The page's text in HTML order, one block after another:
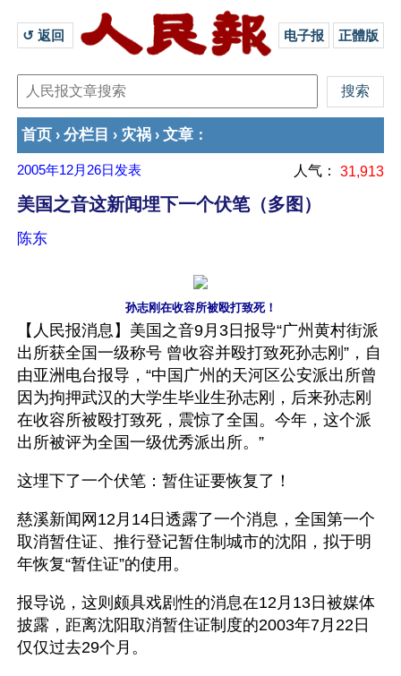
↺ 返回 电子报 正體版
首页 › 分栏目 › 灾祸 › 文章 ：
2005年12月26日 发表 人气： 31,913
美国之音这新闻埋下一个伏笔（多图）
陈东
孙志刚在收容所被殴打致死！
【人民报消息】美国之音9月3日报导“广州黄村街派
出所获全国一级称号 曾收容并殴打致死孙志刚”，自
由亚洲电台报导，“中国广州的天河区公安派出所曾
因为拘押武汉的大学生毕业生孙志刚，后来孙志刚
在收容所被殴打致死，震惊了全国。今年，这个派
出所被评为全国一级优秀派出所。”
这埋下了一个伏笔：暂住证要恢复了！
慈溪新闻网12月14日透露了一个消息，全国第一个
取消暂住证、推行登记暂住制城市的沈阳，拟于明
年恢复“暂住证”的使用。
报导说，这则颇具戏剧性的消息在12月13日被媒体
披露，距离沈阳取消暂住证制度的2003年7月22日
仅仅过去29个月。